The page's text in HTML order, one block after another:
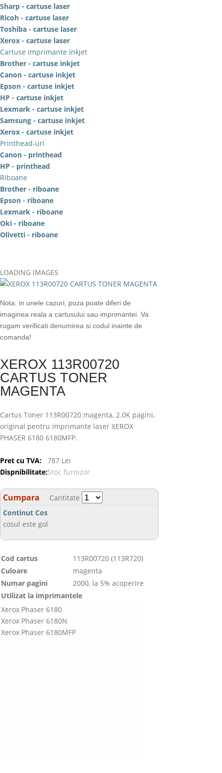
Sharp - cartuse laser
Ricoh - cartuse laser
Toshiba - cartuse laser
Xerox - cartuse laser
Cartuse Imprimante Inkjet
Brother - cartuse inkjet
Canon - cartuse inkjet
Epson - cartuse inkjet
HP - cartuse inkjet
Lexmark - cartuse inkjet
Samsung - cartuse inkjet
Xerox - cartuse inkjet
Printhead-uri
Canon - printhead
HP - printhead
Riboane
Brother - riboane
Epson - riboane
Lexmark - riboane
Oki - riboane
Olivetti - riboane
LOADING IMAGES
Nota: in unele cazuri, poza poate diferi de
imaginea reala a cartusului sau imprimantei. Va
rugam verificati denumirea si codul inainte de
comanda!
XEROX 113R00720
CARTUS TONER
MAGENTA
Cartus Toner 113R00720 magenta, 2.0K pagini,
original pentru imprimante laser XEROX
PHASER 6180 6180MFP.
Pret cu TVA:
787 Lei
Dispnibilitate:Stoc furnizor
Cumpara
Cantitate
Continut Cos
cosul este gol
Cod cartus
113R00720 (113R720)
Culoare
magenta
Numar pagini
2000, la 5% acoperire
Utilizat la imprimantele
Xerox Phaser 6180
Xerox Phaser 6180N
Xerox Phaser 6180MFP